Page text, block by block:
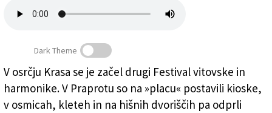
Festival je tudi priložnost za ogled praprovskih vinskih
kleti (FotoDamj@n)
Dark Theme
V osrčju Krasa se je začel drugi Festival vitovske in
harmonike. V Praprotu so na »placu« postavili kioske,
v osmicah, kleteh in na hišnih dvoriščih pa odprli